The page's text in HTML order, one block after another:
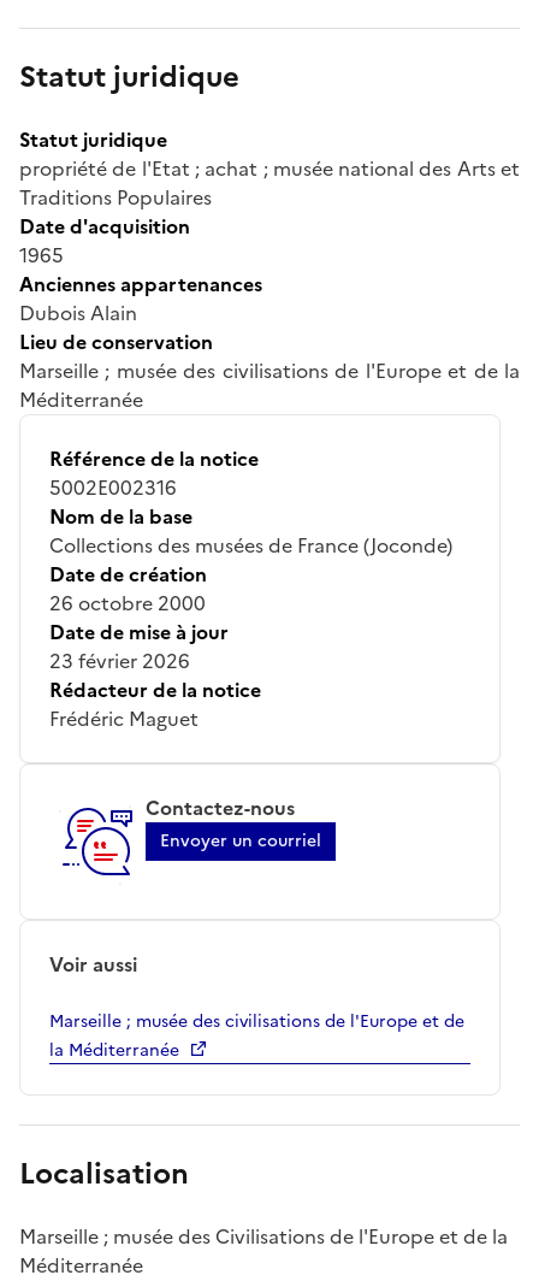
Statut juridique
Statut juridique
propriété de l'Etat ; achat ; musée national des Arts et
Traditions Populaires
Date d'acquisition
1965
Anciennes appartenances
Dubois Alain
Lieu de conservation
Marseille ; musée des civilisations de l'Europe et de la
Méditerranée
Référence de la notice
5002E002316
Nom de la base
Collections des musées de France (Joconde)
Date de création
26 octobre 2000
Date de mise à jour
23 février 2026
Rédacteur de la notice
Frédéric Maguet
Contactez-nous
Envoyer un courriel
Voir aussi
Marseille ; musée des civilisations de l'Europe et de
la Méditerranée
Localisation
Marseille ; musée des Civilisations de l'Europe et de la
Méditerranée